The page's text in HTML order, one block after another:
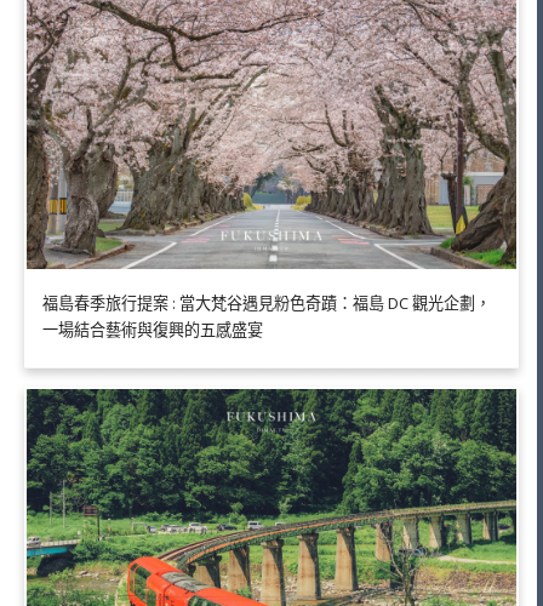
福島春季旅行提案 : 當大梵谷遇見粉色奇蹟：福島 DC 觀光企劃，
一場結合藝術與復興的五感盛宴